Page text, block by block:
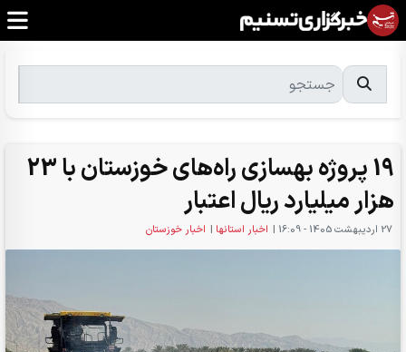
19 پروژه بهسازی راه‌های خوزستان با 23
هزار میلیارد ریال اعتبار
27 ارديبهشت 1405 - 16:09 | اخبار استانها | اخبار خوزستان